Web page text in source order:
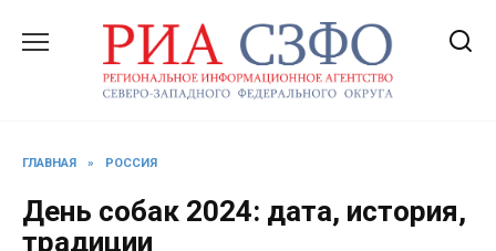
содержанию
ГЛАВНАЯ » РОССИЯ
День собак 2024: дата, история,
традиции